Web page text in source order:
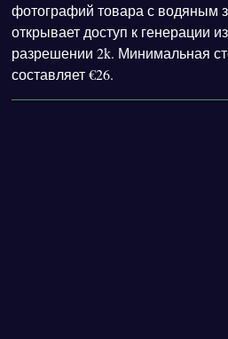
фотографий товара с водяным
открывает доступ к генерации
разрешении 2k. Минимальная
составляет €26.